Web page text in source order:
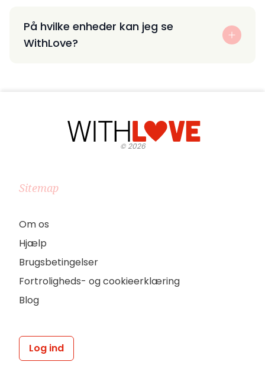
På hvilke enheder kan jeg se
WithLove?
©2026
Sitemap
Om os
Hjælp
Brugsbetingelser
Fortroligheds- og cookieerklæring
Blog
Log ind